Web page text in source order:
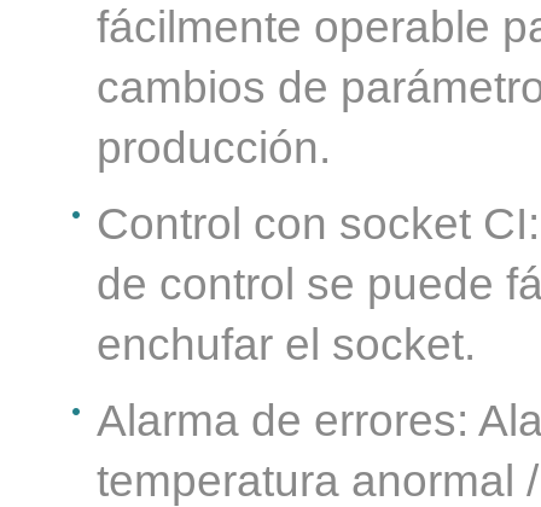
fácilmente operable
cambios de
producción.
Control con socket
de control se puede
enchufar el socket.
Alarma de errores:
temperatura anormal